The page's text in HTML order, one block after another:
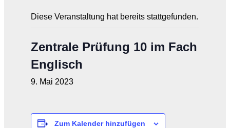
Diese Veranstaltung hat bereits stattgefunden.
Zentrale Prüfung 10 im Fach
Englisch
9. Mai 2023
Zum Kalender hinzufügen